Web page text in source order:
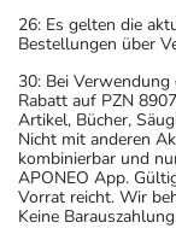
26: Es gelten die
Bestellungen über
30: Bei
Rabatt auf PZN
Artikel, Bücher,
Nicht mit anderen
kombinierbar und
APONEO App.
Vorrat reicht. Wir
Keine